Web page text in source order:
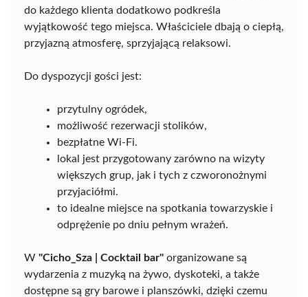
do każdego klienta dodatkowo podkreśla
wyjątkowość tego miejsca. Właściciele dbają o ciepłą,
przyjazną atmosferę, sprzyjającą relaksowi.
Do dyspozycji gości jest:
przytulny ogródek,
możliwość rezerwacji stolików,
bezpłatne Wi-Fi.
lokal jest przygotowany zarówno na wizyty
większych grup, jak i tych z czworonożnymi
przyjaciółmi.
to idealne miejsce na spotkania towarzyskie i
odprężenie po dniu pełnym wrażeń.
W "Cicho_Sza | Cocktail bar" organizowane są
wydarzenia z muzyką na żywo, dyskoteki, a także
dostępne są gry barowe i planszówki, dzięki czemu